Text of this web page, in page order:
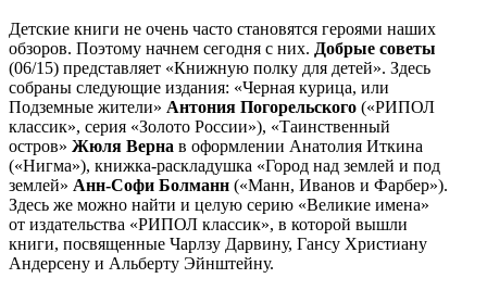
Детские книги не очень часто становятся героями наших
обзоров. Поэтому начнем сегодня с них. Добрые советы
(06/15) представляет «Книжную полку для детей». Здесь
собраны следующие издания: «Черная курица, или
Подземные жители» Антония Погорельского («РИПОЛ
классик», серия «Золото России»), «Таинственный
остров» Жюля Верна в оформлении Анатолия Иткина
(«Нигма»), книжка-раскладушка «Город над землей и под
землей» Анн-Софи Болманн («Манн, Иванов и Фарбер»).
Здесь же можно найти и целую серию «Великие имена»
от издательства «РИПОЛ классик», в которой вышли
книги, посвященные Чарлзу Дарвину, Гансу Христиану
Андерсену и Альберту Эйнштейну.